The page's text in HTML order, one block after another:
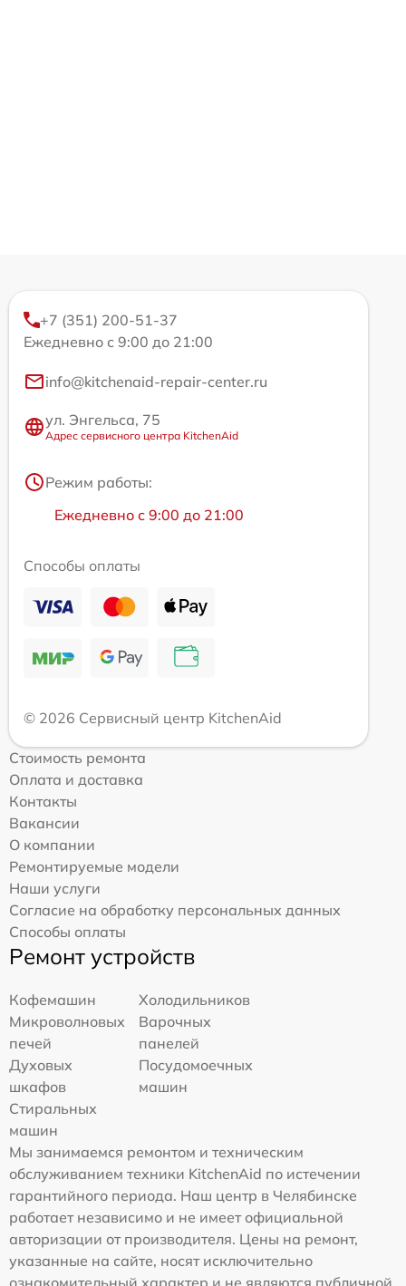
+7 (351) 200-51-37
Ежедневно с 9:00 до 21:00
info@kitchenaid-repair-center.ru
ул. Энгельса, 75
Адрес сервисного центра KitchenAid
Режим работы:
Ежедневно с 9:00 до 21:00
Способы оплаты
© 2026 Сервисный центр KitchenAid
Стоимость ремонта
Оплата и доставка
Контакты
Вакансии
О компании
Ремонтируемые модели
Наши услуги
Согласие на обработку персональных данных
Способы оплаты
Ремонт устройств
Кофемашин
Холодильников
Микроволновых
печей
Варочных
панелей
Духовых
шкафов
Посудомоечных
машин
Стиральных
машин
Мы занимаемся ремонтом и техническим
обслуживанием техники KitchenAid по истечении
гарантийного периода. Наш центр в Челябинске
работает независимо и не имеет официальной
авторизации от производителя. Цены на ремонт,
указанные на сайте, носят исключительно
ознакомительный характер и не являются публичной